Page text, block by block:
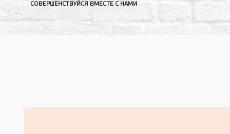
СОВЕРШЕНСТВУЙСЯ ВМЕСТЕ С НАМИ